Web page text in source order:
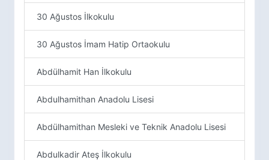
30 Ağustos İlkokulu
30 Ağustos İmam Hatip Ortaokulu
Abdülhamit Han İlkokulu
Abdulhamithan Anadolu Lisesi
Abdülhamithan Mesleki ve Teknik Anadolu Lisesi
Abdulkadir Ateş İlkokulu